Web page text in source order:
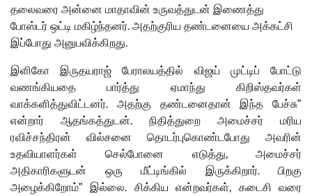
தலைவரை அன்னை மாதாவின் உருவத்துடன் இணைத்து
போஸ்டர் ஒட்டி மகிழ்ந்தனர். அதற்குரிய தண்டனையை அக்கட்சி
இப்போது அனுபவிக்கிறது.
இளிகோ இருதயராஜ் பேராலயத்தில் விஜய் முட்டிப் போட்டு
வணங்கியதை பார்த்து ஏமாந்து கிறிஸ்தவர்கள்
வாக்களித்துவிட்டனர். அதற்கு தண்டனைதான் இந்த பேச்சு”
என்றார் ஆதங்கத்துடன். நிதித்துறை அமைச்சர் மரிய
ரவிச்சந்திரன் வில்சனை தொடர்புகொண்டபோது அவரின்
உதவியாளர்கள் செல்போனை எடுத்து, அமைச்சர்
அதிகாரிகளுடன் ஒரு மீட்டிங்கில் இருக்கிறார். பிறகு
அழைக்கிறோம்” இல்லை. சிக்கிய என்றவர்கள், கடைசி வரை